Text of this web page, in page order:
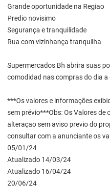
Grande oportunidade na Regiao
Predio novisimo
Segurança e tranquilidade
Rua com vizinhança tranquilha
Supermercados Bh abrira suas
comodidad nas compras do dia a
***Os valores e informações
sem prévio***Obs: Os Valores
alteraçao sem aviso previo do
consultar com a anunciante os
05/01/24
Atualizado 14/03/24
Atualizado 16/04/24
20/06/24